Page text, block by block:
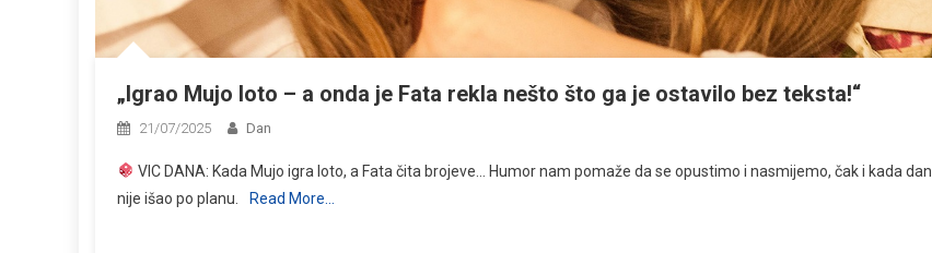
„Igrao Mujo loto – a onda je Fata rekla nešto što ga je ostavilo bez teksta!“
21/07/2025 Dan
VIC DANA: Kada Mujo igra loto, a Fata čita brojeve… Humor nam pomaže da se opustimo i nasmijemo, čak i kada dan
nije išao po planu.
Read More…